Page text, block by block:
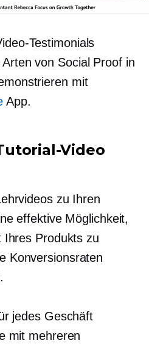
Testimonials
von Social Proof in
mit
App.
Video
zu Ihren
effektive Möglichkeit,
Ihres Produkts zu
Konversionsraten
jedes Geschäft
mit mehreren